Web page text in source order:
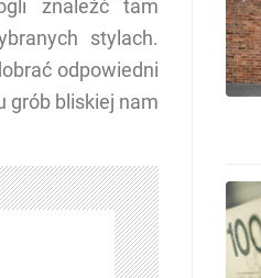
znaleźć tam
stylach.
odpowiedni
grób bliskiej nam